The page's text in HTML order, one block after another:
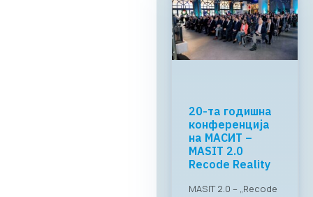
МАСИТ и
RAGUSA Group:
„CONNECT &
TASTE“
реализиран